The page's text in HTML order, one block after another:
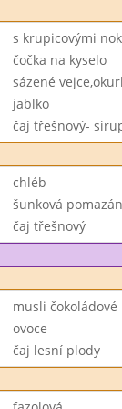
s krupicovými
čočka na kyselo
sázené
jablko
čaj třešnový-
chléb
šunková
čaj třešnový
musli čokoládové
ovoce
čaj lesní plody